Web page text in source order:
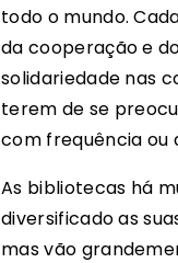
todo o mundo.
da cooperação e
solidariedade nas
terem de se
com frequência ou
As bibliotecas há
diversificado as
mas vão